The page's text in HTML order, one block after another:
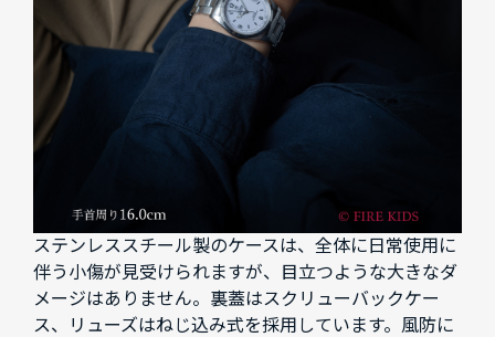
ステンレススチール製のケースは、全体に日常使用に
伴う小傷が見受けられますが、目立つような大きなダ
メージはありません。裏蓋はスクリューバックケー
ス、リューズはねじ込み式を採用しています。風防に